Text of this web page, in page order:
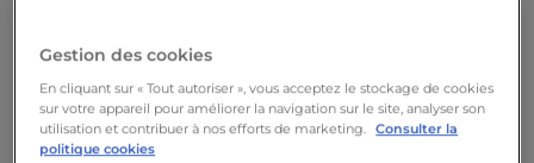
Gestion des cookies
En cliquant sur « Tout autoriser », vous acceptez le stockage de cookies
sur votre appareil pour améliorer la navigation sur le site, analyser son
utilisation et contribuer à nos efforts de marketing. Consulter la
politique cookies